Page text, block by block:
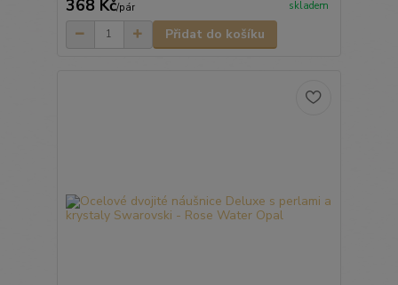
368 Kč/pár skladem
Přidat do košíku